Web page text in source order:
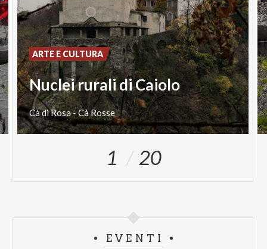
Nuclei rurali di Caiolo
CàdiRosa -CàRosse
ARTE E CULTURA
1 20
EVENTI